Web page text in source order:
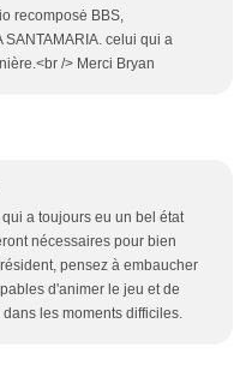
recomposė BBS,
SANTAMARIA. celui qui a
/> Merci Bryan
a toujours eu un bel état
nécessaires pour bien
pensez à embaucher
d'animer le jeu et de
les moments difficiles.